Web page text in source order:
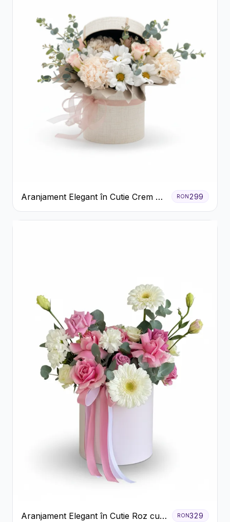
Aranjament Elegant în Cutie Crem cu
Crizanteme și Trandafiri
RON299
Aranjament Elegant în Cutie Roz cu
RON329